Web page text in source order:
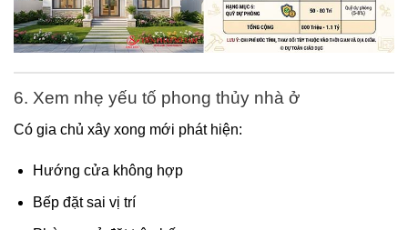
6. Xem nhẹ yếu tố phong thủy nhà ở
Có gia chủ xây xong mới phát hiện:
Hướng cửa không hợp
Bếp đặt sai vị trí